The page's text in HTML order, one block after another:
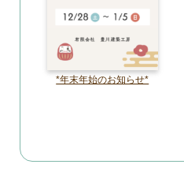
*年末年始のお知らせ*